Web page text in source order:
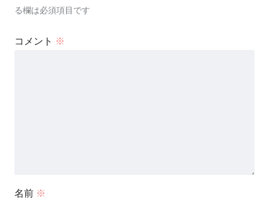
る欄は必須項目です
コメント ※
名前 ※